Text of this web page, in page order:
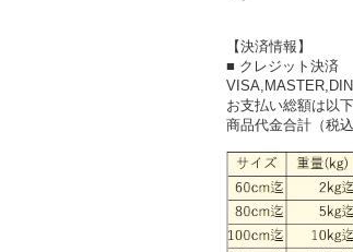
【決済情報】
■ クレジット決済
お支払い総額は以
商品代金合計（税